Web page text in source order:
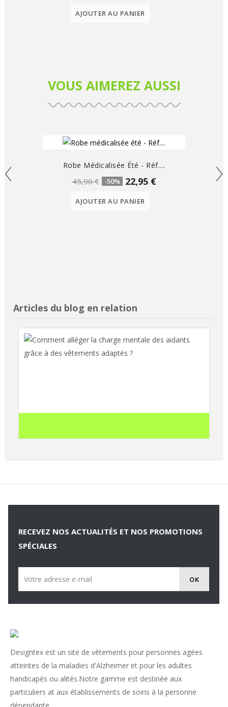
AJOUTER AU PANIER
VOUS AIMEREZ AUSSI
Robe Médicalisée Été - Réf....
45,90 € -50% 22,95 €
AJOUTER AU PANIER
Articles du blog en relation
RECEVEZ NOS ACTUALITÉS ET NOS PROMOTIONS
SPÉCIALES
Designtex est un site de vêtements pour personnes agées
atteintes de la maladies d'Alzheimer et pour les adultes
handicapés ou alités.Notre gamme est destinée aux
particuliers at aux établissements de soins à la personne